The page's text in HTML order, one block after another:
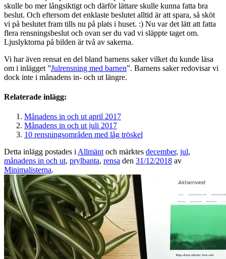
skulle bo mer långsiktigt och därför lättare skulle kunna fatta bra
beslut. Och eftersom det enklaste beslutet alltid är att spara, så sköt
vi på beslutet fram tills nu på plats i huset. :) Nu var det lätt att fatta
flera rensningsbeslut och ovan ser du vad vi släppte taget om.
Ljuslyktorna på bilden är två av sakerna.
Vi har även rensat en del bland barnens saker vilket du kunde läsa
om i inlägget ”Julrensning med barnen”. Barnens saker redovisar vi
dock inte i månadens in- och ut längre.
Relaterade inlägg:
Månadens in och ut april 2017
Månadens in och ut juli 2017
10 rensningsområden med låg tröskel
Detta inlägg postades i Allmänt och märktes december, jul,
månadens in och ut, prylbanta, rensa den 31/12/2018 av
Minimalisterna.